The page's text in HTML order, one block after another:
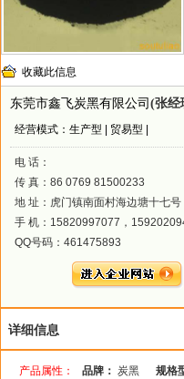
收藏此信息
东莞市鑫飞炭黑有限公司 (张经
经营模式：生产型 | 贸易型 |
电 话：
传 真：86 0769 81500233
地 址：虎门镇南面村海边塘十七号
手 机：15820997077，
QQ号码：461475893
详细信息
产品属性： 品牌： 炭黑 规格